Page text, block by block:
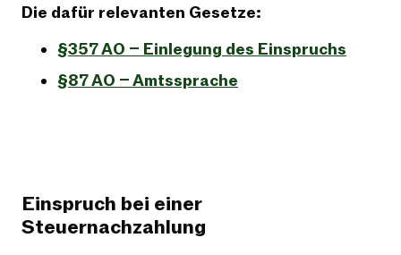
Die dafür relevanten Gesetze:
§357 AO – Einlegung des Einspruchs
§87 AO – Amtssprache
Einspruch bei einer
Steuernachzahlung